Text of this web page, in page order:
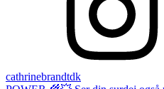
cathrinebrandtdk